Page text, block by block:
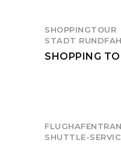
SHOPPINGTOUR
STADT
SHOPPING
SHUTTLE-